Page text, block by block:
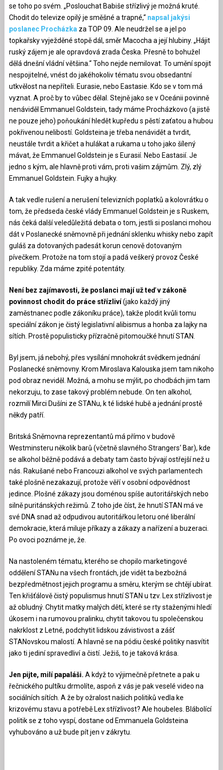
se toho po svém. „Poslouchat Babiše střízlivý je možná kruté.
Chodit do televize opilý je směšné a trapné,“ napsal jakýsi
poslanec Procházka za TOP 09. Ale neudržel se a jel po
topkařsky vyježděné stopě dál, směr Macocha a její hlubiny. „Hájit
ruský zájem je ale opravdová zrada Česka. Přesně to bohužel
dělá dnešní vládní většina.“ Toho nejde nemilovat. To umění spojit
nespojitelné, vnést do jakéhokoliv tématu svou obsedantní
utkvělost na nepříteli. Eurasie, nebo Eastasie. Kdo se v tom má
vyznat. A proč by to vůbec dělal. Stejně jako se v Oceánii povinně
nenáviděl Emmanuel Goldstein, tady máme Procházkovo (a jistě
ne pouze jeho) poňoukání hledět kupředu s pěstí zaťatou a hubou
pokřivenou nelibostí. Goldsteina je třeba nenávidět a tvrdit,
neustále tvrdit a křičet a hulákat a rukama u toho jako šílený
mávat, že Emmanuel Goldstein je s Eurasií. Nebo Eastasií. Je
jedno s kým, ale hlavně proti vám, proti vašim zájmům. Zlý, zlý
Emmanuel Goldstein. Fujky a hujky.
A tak vedle rušení a nerušení televizních poplatků a kolovrátku o
tom, že předseda české vlády Emmanuel Goldstein je s Ruskem,
nás čeká další veledůležitá debata o tom, jestli si poslanci mohou
dát v Poslanecké sněmovně při jednání sklenku whisky nebo zapít
guláš za dotovaných padesát korun cenově dotovaným
pívečkem. Protože na tom stojí a padá veškerý provoz České
republiky. Zda máme zpité potentáty.
Není bez zajímavosti, že poslanci mají už teď v zákoně
povinnost chodit do práce střízliví(jako každý jiný
zaměstnanec podle zákoníku práce), takže plodit kvůli tomu
speciální zákon je čistý legislativní alibismus a honba za lajky na
sítích. Prostě populisticky přízračně pitomoučké hnutí STAN.
Byl jsem, já nebohý, přes vysílání mnohokrát svědkem jednání
Poslanecké sněmovny. Krom Miroslava Kalouska jsem tam nikoho
pod obraz neviděl. Možná, a mohu se mýlit, po chodbách jim tam
nekorzuju, to zase takový problém nebude. On ten alkohol,
rozmilí Mirci Dušíni ze STANu, k té lidské hubě a jednání prostě
někdy patří.
Britská Sněmovna reprezentantů má přímo v budově
Westminsteru několik barů (včetně slavného Strangers‘ Bar), kde
se alkohol běžně podává a debaty tam často bývají ostřejší než u
nás. Rakušané nebo Francouzi alkohol ve svých parlamentech
také plošně nezakazují, protože věří v osobní odpovědnost
jedince. Plošné zákazy jsou doménou spíše autoritářských nebo
silně puritánských režimů. Z toho jde číst, že hnutí STAN má ve
své DNA snad až odpudivou autoritářkou letoru oné liberální
demokracie, která miluje příkazy a zákazy a nařízení a buzeraci.
Po ovoci poznáme je, že.
Na nastoleném tématu, kterého se chopilo marketingové
oddělení STANu na všech frontách, jde vidět ta bezbožná
bezpředmětnost jejich programu a směru, kterým se chtějí ubírat.
Ten křišťálově čistý populismus hnutí STAN u tzv. Lex střízlivost je
až obludný. Chytit matky malých dětí, které se rty staženými hledí
úkosem i na rumovou pralinku, chytit takovou tu společenskou
nakrklost z Letné, podchytit lidskou závistivost a zášť
STANovskou malostí. A hlavně se na pódiu české politiky nasvítit
jako ti jediní spravedliví a čistí. Ježiš, to je taková krása.
Jen pijte, milí papaláši. A když to výjimečně přetnete a pak u
řečnického pultíku drmolíte, aspoň z vás je pak veselé video na
sociálních sítích. A že by ožralost našich politiků vedla ke
krizovému stavu a potřebě Lex střízlivost? Ale houbeles. Blábolící
politik se z toho vyspí, dostane od Emmanuela Goldsteina
vyhubováno a už bude pít jen v zákrytu.